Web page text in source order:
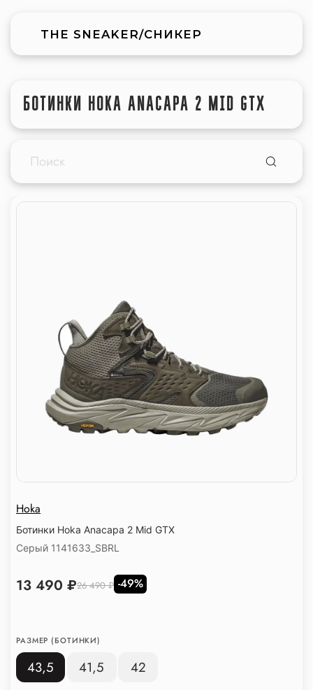
THE SNEAKER/СНИКЕР
БОТИНКИ HOKA ANACAPA 2 MID GTX
Hoka
Ботинки Hoka Anacapa 2 Mid GTX
Серый 1141633_SBRL
РАЗМЕР (БОТИНКИ)
43,5 41,5 42
13 490 ₽26 490 ₽ -49%